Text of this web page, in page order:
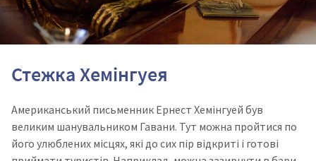
Стежка Хемінгуея
Американський письменник Ернест Хемінгуей був
великим шанувальником Гавани. Тут можна пройтися по
його улюблених місцях, які до сих пір відкриті і готові